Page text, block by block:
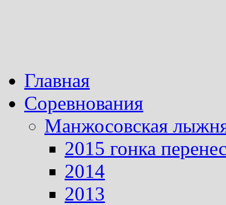
Главная
Соревнования
Манжосовская
2015 гонка
2014
2013